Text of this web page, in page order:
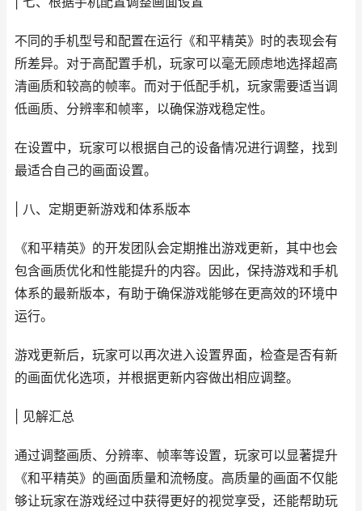
不同的手机型号和配置在运行《和平精英》时的表现会有
所差异。对于高配置手机，玩家可以毫无顾虑地选择超高
清画质和较高的帧率。而对于低配手机，玩家需要适当调
低画质、分辨率和帧率，以确保游戏稳定性。
在设置中，玩家可以根据自己的设备情况进行调整，找到
最适合自己的画面设置。
| 八、定期更新游戏和体系版本
《和平精英》的开发团队会定期推出游戏更新，其中也会
包含画质优化和性能提升的内容。因此，保持游戏和手机
体系的最新版本，有助于确保游戏能够在更高效的环境中
运行。
游戏更新后，玩家可以再次进入设置界面，检查是否有新
的画面优化选项，并根据更新内容做出相应调整。
| 见解汇总
通过调整画质、分辨率、帧率等设置，玩家可以显著提升
《和平精英》的画面质量和流畅度。高质量的画面不仅能
够让玩家在游戏经过中获得更好的视觉享受，还能帮助玩